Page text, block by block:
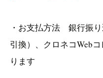
・お支払方法 銀行振
引換）、クロネコWeb
ります